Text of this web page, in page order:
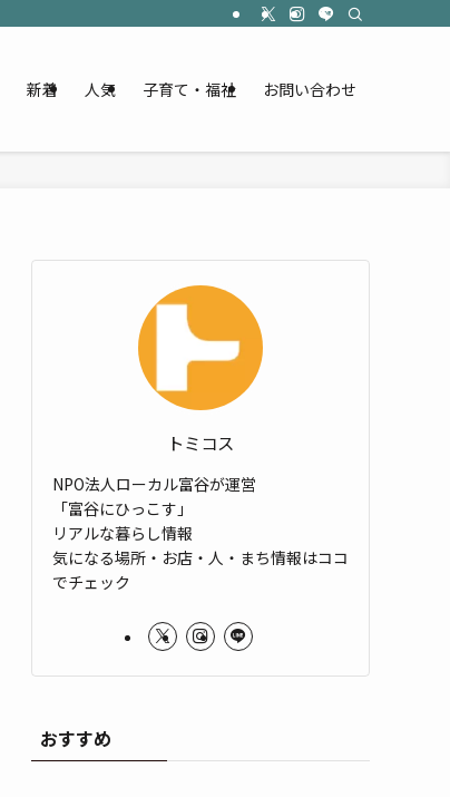
新着 人気 子育て・福祉 お問い合わせ
トミコス
NPO法人ローカル富谷が運営
「富谷にひっこす」
リアルな暮らし情報
気になる場所・お店・人・まち情報はココ
でチェック
おすすめ